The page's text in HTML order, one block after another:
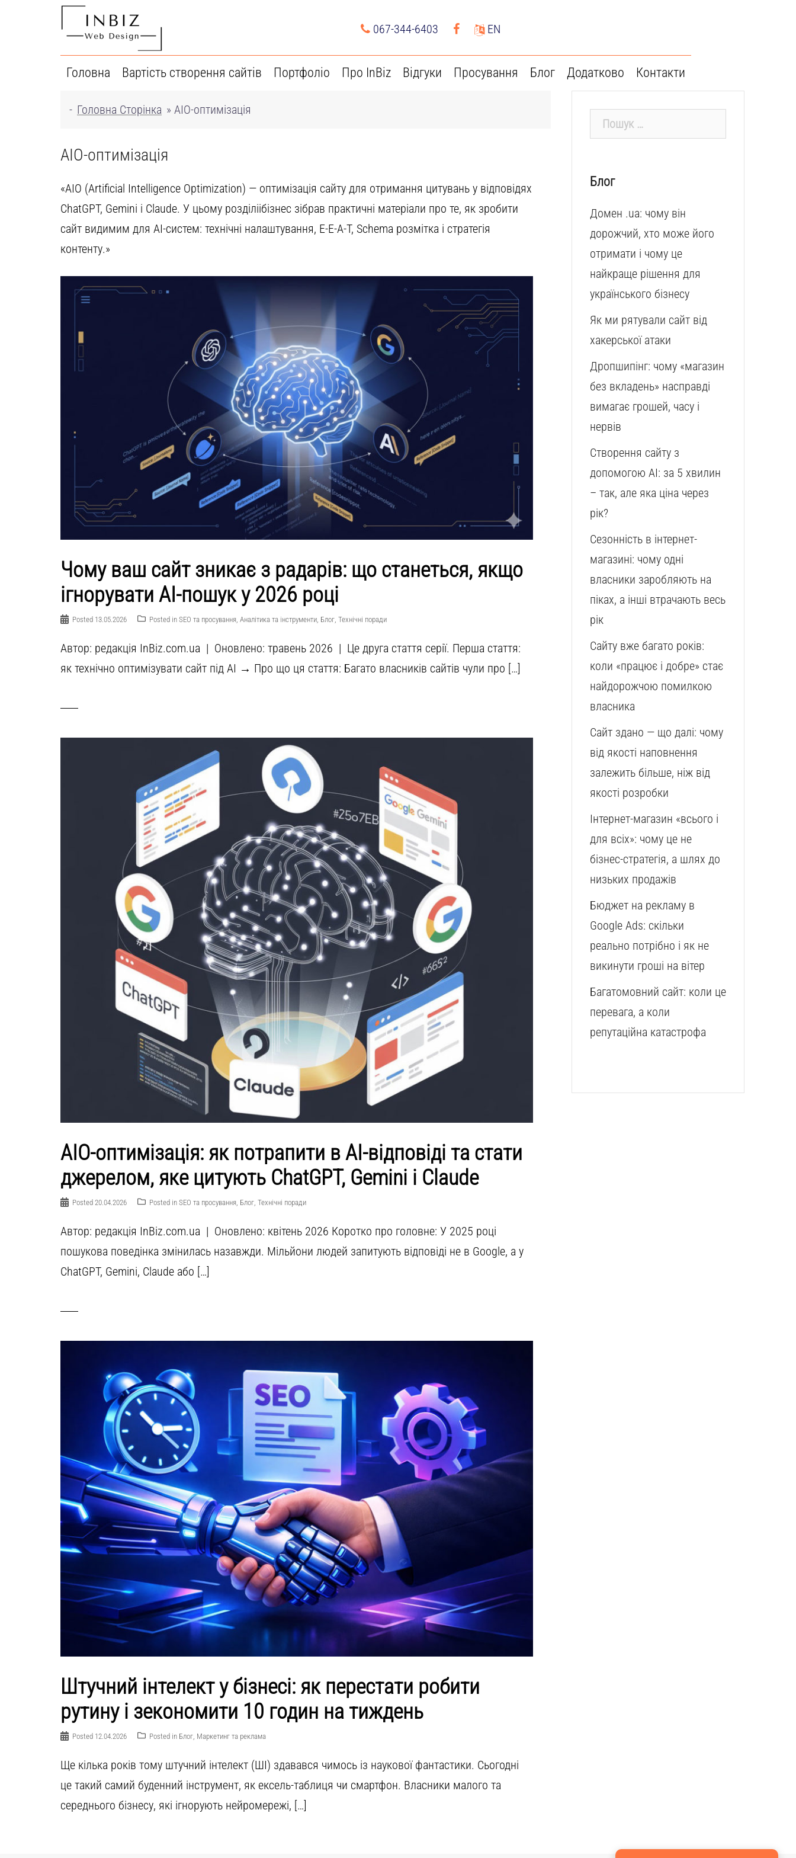
067-344-6403 EN
Головна Вартість створення сайтів Портфоліо Про InBiz Відгуки Просування Блог Додатково Контакти
- Головна Сторінка » AIO-оптимізація
AIO-оптимізація
«AIO (Artificial Intelligence Optimization) — оптимізація сайту для отримання цитувань у відповідях
ChatGPT, Gemini і Claude. У цьому розділіібізнес зібрав практичні матеріали про те, як зробити
сайт видимим для AI-систем: технічні налаштування, E-E-A-T, Schema розмітка і стратегія
контенту.»
Чому ваш сайт зникає з радарів: що станеться, якщо
ігнорувати AI-пошук у 2026 році
Posted 13.05.2026 Posted in SEO та просування Аналітика та інструменти Блог Технічні поради
Автор: редакція InBiz.com.ua | Оновлено: травень 2026 | Це друга стаття серії. Перша стаття:
як технічно оптимізувати сайт під AI → Про що ця стаття: Багато власників сайтів чули про […]
AIO-оптимізація: як потрапити в AI-відповіді та стати
джерелом, яке цитують ChatGPT, Gemini і Claude
Posted 20.04.2026 Posted in SEO та просування, Блог, Технічні поради
Автор: редакція InBiz.com.ua | Оновлено: квітень 2026 Коротко про головне: У 2025 році
пошукова поведінка змінилась назавжди. Мільйони людей запитують відповіді не в Google, а у
ChatGPT, Gemini, Claude або […]
Штучний інтелект у бізнесі: як перестати робити
рутину і зекономити 10 годин на тиждень
Posted 12.04.2026 Posted in Блог Маркетинг та реклама
Ще кілька років тому штучний інтелект (ШІ) здавався чимось із наукової фантастики. Сьогодні
це такий самий буденний інструмент, як ексель-таблиця чи смартфон. Власники малого та
середнього бізнесу, які ігнорують нейромережі, […]
Пошук:
Блог
Домен .ua: чому він
дорожчий, хто може його
отримати і чому це
найкраще рішення для
українського бізнесу
Як ми рятували сайт від
хакерської атаки
Дропшипінг: чому «магазин
без вкладень» насправді
вимагає грошей, часу і
нервів
Створення сайту з
допомогою AI: за 5 хвилин
– так, але яка ціна через
рік?
Сезонність в інтернет-
магазині: чому одні
власники заробляють на
піках, а інші втрачають весь
рік
Сайту вже багато років:
коли «працює і добре» стає
найдорожчою помилкою
власника
Сайт здано — що далі: чому
від якості наповнення
залежить більше, ніж від
якості розробки
Інтернет-магазин «всього і
для всіх»: чому це не
бізнес-стратегія, а шлях до
низьких продажів
Бюджет на рекламу в
Google Ads: скільки
реально потрібно і як не
викинути гроші на вітер
Багатомовний сайт: коли це
перевага, а коли
репутаційна катастрофа